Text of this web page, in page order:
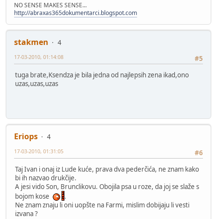
NO SENSE MAKES SENSE...
http://abraxas365dokumentarci.blogspot.com
stakmen
4
#5
17-03-2010, 01:14:08
tuga brate,Ksendza je bila jedna od najlepsih zena ikad,ono
uzas,uzas,uzas
Eriops
4
#6
17-03-2010, 01:31:05
Taj Ivan i onaj iz Lude kuće, prava dva pederčića, ne znam kako
bi ih nazvao drukčije.
A jesi vido Son, Brunclikovu. Obojila psa u roze, da joj se slaže s
bojom kose
.
Ne znam znaju li oni uopšte na Farmi, mislim dobijaju li vesti
izvana ?